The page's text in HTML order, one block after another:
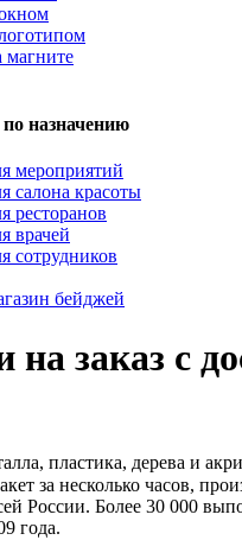
магните
назначению
мероприятий
салона красоты
ресторанов
врачей
сотрудников
бейджей
на заказ с
пластика, дерева и
за несколько часов,
России. Более 30 000
года.